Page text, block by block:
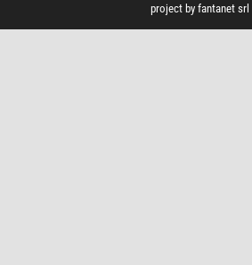
project by fantanet srl